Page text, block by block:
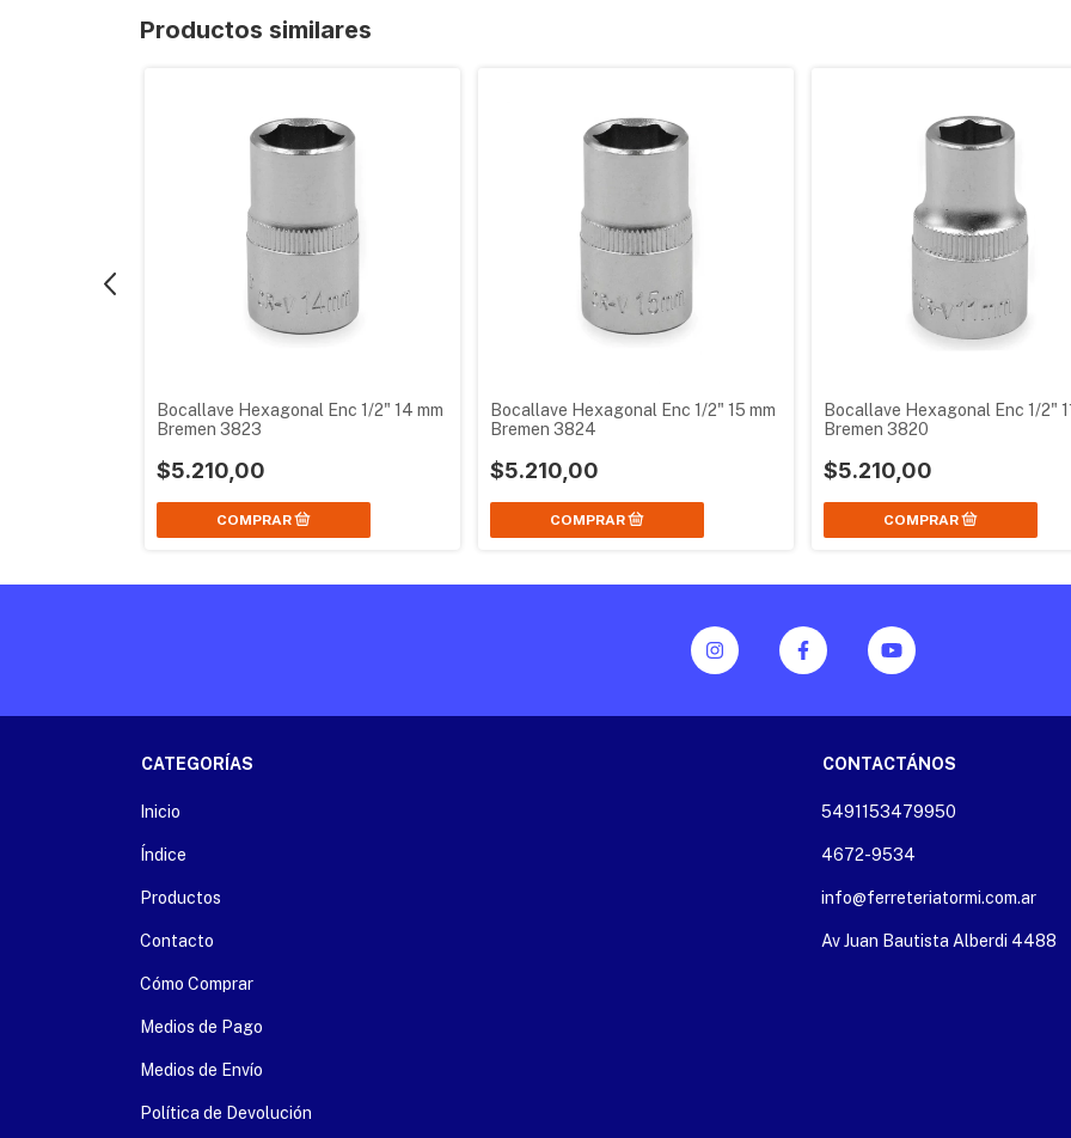
Productos similares
Bocallave Hexagonal Enc 1/2" 14 mm
Bremen 3823
$5.210,00
Bocallave Hexagonal Enc 1/2" 15 mm
Bremen 3824
$5.210,00
Bocallave Hexagonal Enc 1/2"
Bremen 3820
$5.210,00
CATEGORÍAS
Inicio
Índice
Productos
Contacto
Cómo Comprar
Medios de Pago
Medios de Envío
Política de Devolución
CONTACTÁNOS
5491153479950
4672-9534
info@ferreteriatormi.com.ar
Av Juan Bautista Alberdi 4488